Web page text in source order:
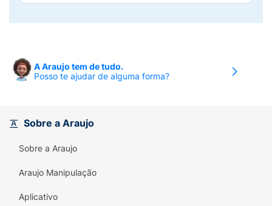
A Araujo tem de tudo.
Posso te ajudar de alguma forma?
Sobre a Araujo
Sobre a Araujo
Araujo Manipulação
Aplicativo